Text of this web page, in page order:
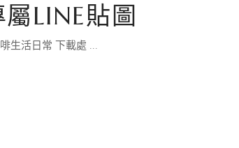
LINE貼圖
生活日常 下載處